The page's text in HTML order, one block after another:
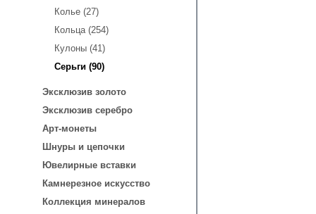
Колье (27)
Кольца (254)
Кулоны (41)
Серьги (90)
Эксклюзив золото
Эксклюзив серебро
Арт-монеты
Шнуры и цепочки
Ювелирные вставки
Камнерезное искусство
Коллекция минералов